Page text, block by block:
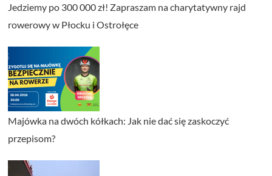
Jedziemy po 300 000 zł! Zapraszam na charytatywny rajd
rowerowy w Płocku i Ostrołęce
Majówka na dwóch kółkach: Jak nie dać się zaskoczyć
przepisom?